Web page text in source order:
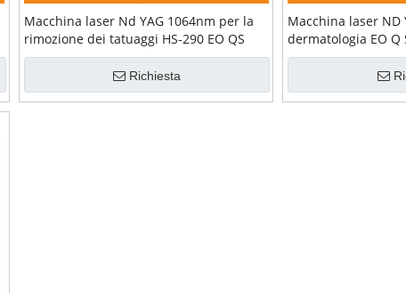
Macchina laser Nd YAG 1064nm per la
rimozione dei tatuaggi HS-290 EO QS
Richiesta
Macchina laser ND
dermatologia EO Q